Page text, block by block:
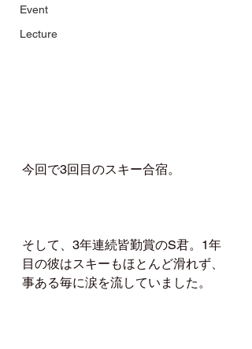
Event
Lecture
今回で3回目のスキー合宿。
そして、3年連続皆勤賞のS君。1年
目の彼はスキーもほとんど滑れず、
事ある毎に涙を流していました。